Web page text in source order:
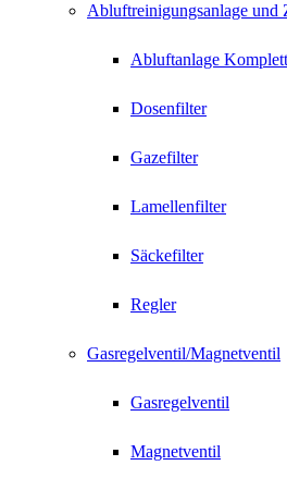
Abluftreinigungsanlage und
Abluftanlage Komplett
Dosenfilter
Gazefilter
Lamellenfilter
Säckefilter
Regler
Gasregelventil/Magnetventil
Gasregelventil
Magnetventil